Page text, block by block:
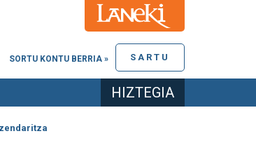
SARTU
SORTU KONTU BERRIA »
HIZTEGIA